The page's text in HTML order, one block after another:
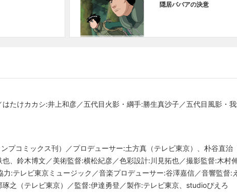
隠居ババアの決意
たけカカシ:井上和彦／五代目火影・綱手:勝生真沙子／五代目風影・
プコミックス刊）／プロデューサー:土方真（テレビ東京）、朴谷直治
、鈴木博文／美術監督:横松紀彦／色彩設計:川見拓也／撮影監督:木村
:テレビ東京ミュージック／音楽プロデューサー:谷澤嘉信／音響監督:
之（テレビ東京）／監督:伊達勇登／製作:テレビ東京、studioぴえろ